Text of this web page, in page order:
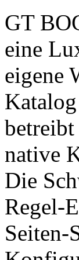
GT
eine
eigene
native
Die
Regel-
Seiten-